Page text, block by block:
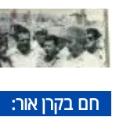
חם בקרן אור: